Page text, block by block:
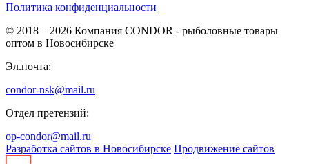
Политика конфиденциальности
© 2018 – 2026 Компания CONDOR - рыболовные товары
оптом в Новосибирске
Эл.почта:
condor-nsk@mail.ru
Отдел претензий:
op-condor@mail.ru
Разработка сайтов в Новосибирске Продвижение сайтов